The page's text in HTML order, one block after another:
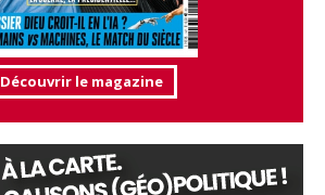
Découvrir le magazine